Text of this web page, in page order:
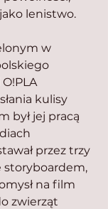
lenistwo.
w
kulisy
był jej pracą
przez trzy
storyboardem,
na film
zwierząt